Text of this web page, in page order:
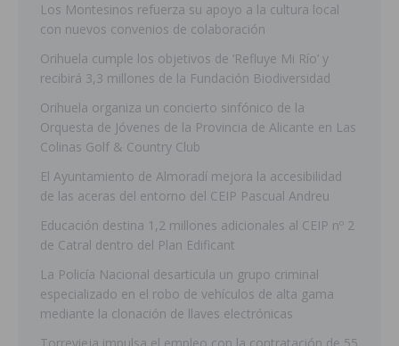
Los Montesinos refuerza su apoyo a la cultura local
con nuevos convenios de colaboración
Orihuela cumple los objetivos de ‘Refluye Mi Río’ y
recibirá 3,3 millones de la Fundación Biodiversidad
Orihuela organiza un concierto sinfónico de la
Orquesta de Jóvenes de la Provincia de Alicante en Las
Colinas Golf & Country Club
El Ayuntamiento de Almoradí mejora la accesibilidad
de las aceras del entorno del CEIP Pascual Andreu
Educación destina 1,2 millones adicionales al CEIP nº 2
de Catral dentro del Plan Edificant
La Policía Nacional desarticula un grupo criminal
especializado en el robo de vehículos de alta gama
mediante la clonación de llaves electrónicas